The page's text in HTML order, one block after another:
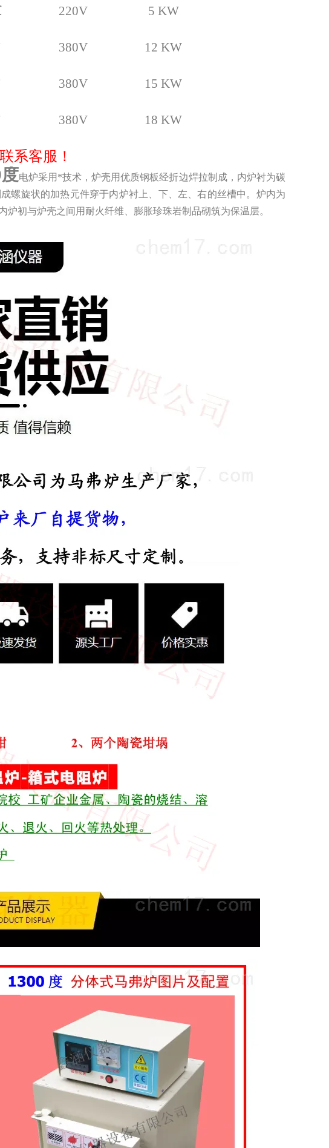
220V 5 KW
380V 12 KW
380V 15 KW
380V 18 KW
系客服！
电炉采用*技术，炉壳用优质钢板经折边焊拉制成，内炉衬为碳
螺旋状的加热元件穿于内炉衬上、下、左、右的丝槽中。炉内为
初与炉壳之间用耐火纤维、膨胀珍珠岩制品砌筑为保温层。